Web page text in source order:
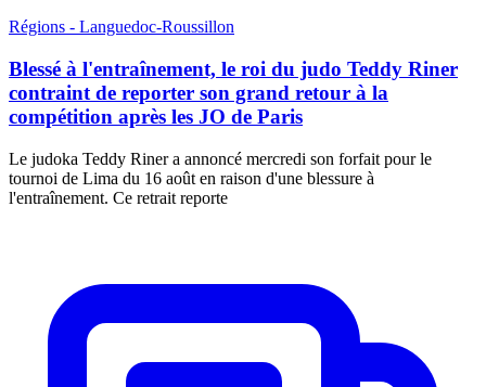
Régions - Languedoc-Roussillon
Blessé à l'entraînement, le roi du judo Teddy Riner
contraint de reporter son grand retour à la
compétition après les JO de Paris
Le judoka Teddy Riner a annoncé mercredi son forfait pour le
tournoi de Lima du 16 août en raison d'une blessure à
l'entraînement. Ce retrait reporte